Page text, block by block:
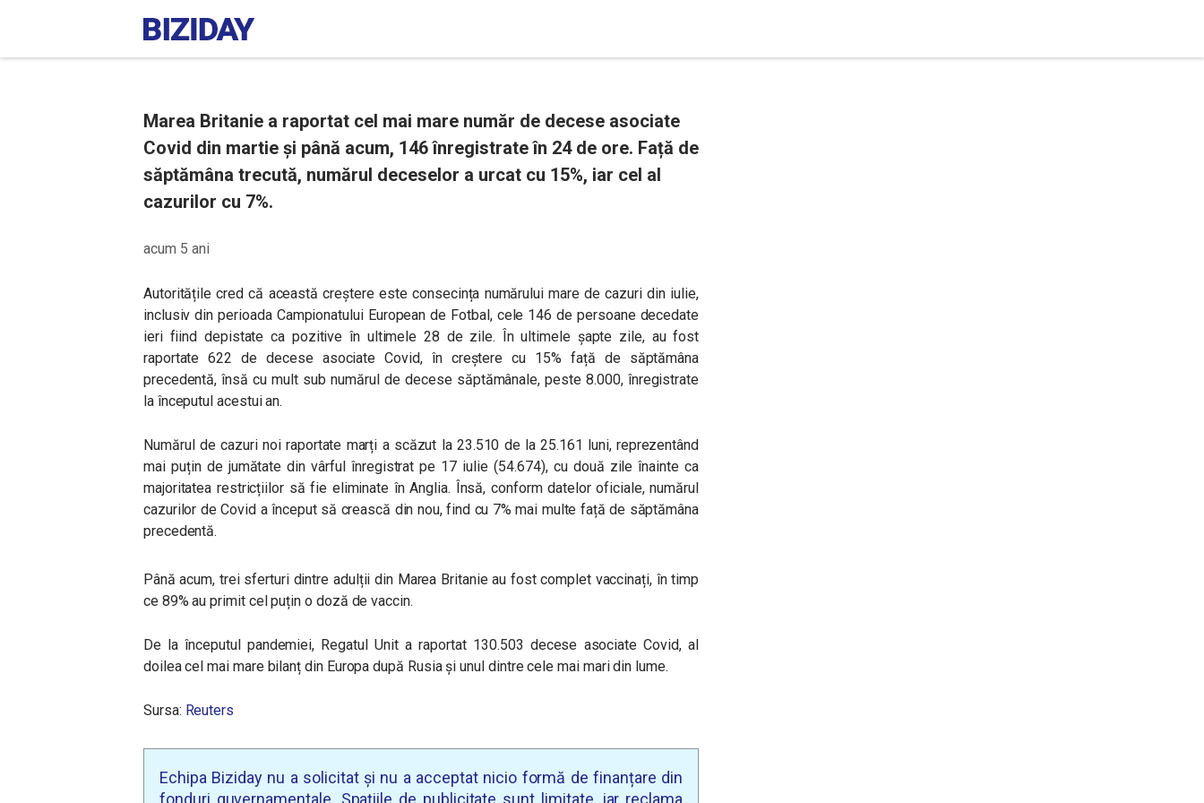
Marea Britanie a raportat cel mai mare număr de decese asociate
Covid din martie și până acum, 146 înregistrate în 24 de ore. Față de
săptămâna trecută, numărul deceselor a urcat cu 15%, iar cel al
cazurilor cu 7%.
acum 5 ani
Autoritățile cred că această creștere este consecința numărului mare de cazuri din iulie,
inclusiv din perioada Campionatului European de Fotbal, cele 146 de persoane decedate
ieri fiind depistate ca pozitive în ultimele 28 de zile. În ultimele șapte zile, au fost
raportate 622 de decese asociate Covid, în creștere cu 15% față de săptămâna
precedentă, însă cu mult sub numărul de decese săptămânale, peste 8.000, înregistrate
la începutul acestui an.
Numărul de cazuri noi raportate marți a scăzut la 23.510 de la 25.161 luni, reprezentând
mai puțin de jumătate din vârful înregistrat pe 17 iulie (54.674), cu două zile înainte ca
majoritatea restricțiilor să fie eliminate în Anglia. Însă, conform datelor oficiale, numărul
cazurilor de Covid a început să crească din nou, find cu 7% mai multe față de săptămâna
precedentă.
Până acum, trei sferturi dintre adulții din Marea Britanie au fost complet vaccinați, în timp
ce 89% au primit cel puțin o doză de vaccin.
De la începutul pandemiei, Regatul Unit a raportat 130.503 decese asociate Covid, al
doilea cel mai mare bilanț din Europa după Rusia și unul dintre cele mai mari din lume.
Sursa: Reuters
Echipa Biziday nu a solicitat și nu a acceptat nicio formă de finanțare din
fonduri guvernamentale. Spațiile de publicitate sunt limitate, iar reclama